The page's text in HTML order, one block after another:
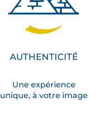
AUTHENTICITÉ
Une expérience
unique, à votre image